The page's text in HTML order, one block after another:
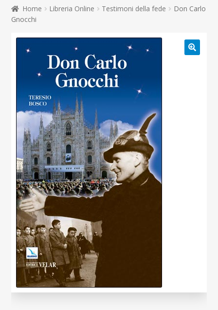
Contatti
child
Don Bosco
il
menu
Home Libreria Online Testimoni della fede
Don Carlo
Gnocchi